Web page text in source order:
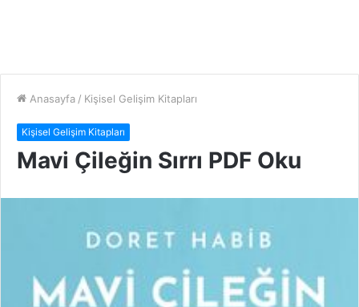
Anasayfa / Kişisel Gelişim Kitapları
Kişisel Gelişim Kitapları
Mavi Çileğin Sırrı PDF Oku